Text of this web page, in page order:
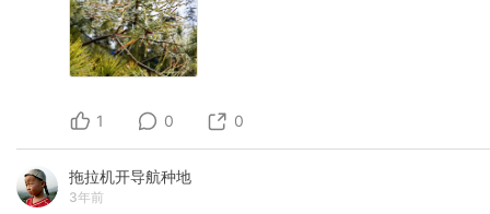
1 0 0
拖拉机开导航种地
3年前